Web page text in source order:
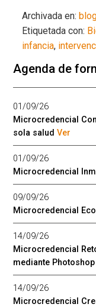
Archivada en:
Etiquetada con:
infancia,
Agenda de
01/09/26
Microcredencial
sola saludVer
01/09/26
Microcredencial
09/09/26
Microcredencial
14/09/26
Microcredencial
mediante
14/09/26
Microcredencial